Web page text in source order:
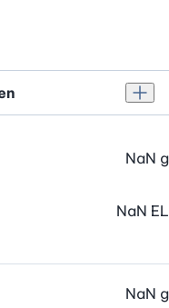
NaN g
NaN EL
NaN g